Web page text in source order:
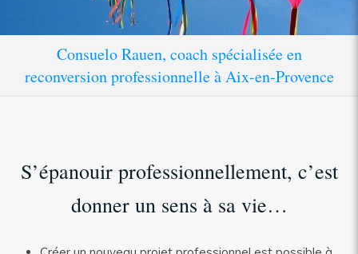
Consuelo Rauen, coach spécialisée en
reconversion professionnelle à Aix-en-Provence
S’épanouir professionnellement, c’est
donner un sens à sa vie…